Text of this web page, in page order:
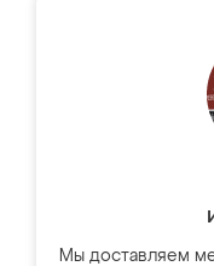
Мы доставляем